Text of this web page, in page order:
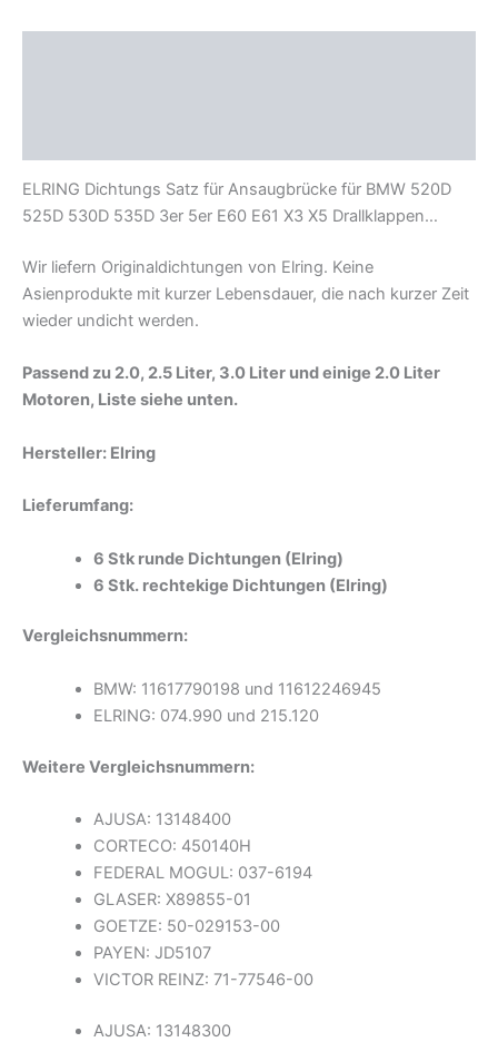
X3
ELRING Dichtungs Satz für Ansaugbrücke für BMW 520D
525D 530D 535D 3er 5er E60 E61 X3 X5 Drallklappen…
Wir liefern Originaldichtungen von Elring. Keine
Asienprodukte mit kurzer Lebensdauer, die nach kurzer Zeit
wieder undicht werden.
Passend zu 2.0, 2.5 Liter, 3.0 Liter und einige 2.0 Liter
Motoren, Liste siehe unten.
Hersteller: Elring
Lieferumfang:
6 Stk runde Dichtungen (Elring)
6 Stk. rechtekige Dichtungen (Elring)
Vergleichsnummern:
BMW: 11617790198 und 11612246945
ELRING: 074.990 und 215.120
Weitere Vergleichsnummern:
AJUSA: 13148400
CORTECO: 450140H
FEDERAL MOGUL: 037-6194
GLASER: X89855-01
GOETZE: 50-029153-00
PAYEN: JD5107
VICTOR REINZ: 71-77546-00
AJUSA: 13148300